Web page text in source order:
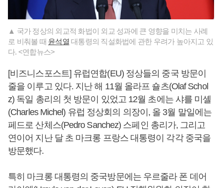
▲ 국가 정상의 외교적 화법이 외교 성과에 큰 영향을 미치는 사례
로 비춰볼 때 윤석열 대통령의 직설화법에 관한 우려가 높아지고 있
다. <연합뉴스>
[비즈니스포스트] 유럽연합(EU) 정상들의 중국 방문이
줄을 이루고 있다. 지난 해 11월 올라프 숄츠(Olaf Schol
z) 독일 총리의 첫 방문이 있었고 12월 초에는 샤를 미셸
(Charles Michel) 유럽 정상회의 의장이, 올 3월 말일에는
페드로 산체스(Pedro Sanchez) 스페인 총리가, 그리고
연이어 지난 달 초 마크롱 프랑스 대통령이 각각 중국을
방문했다.
특히 마크롱 대통령의 중국방문에는 우르줄라 폰 데어